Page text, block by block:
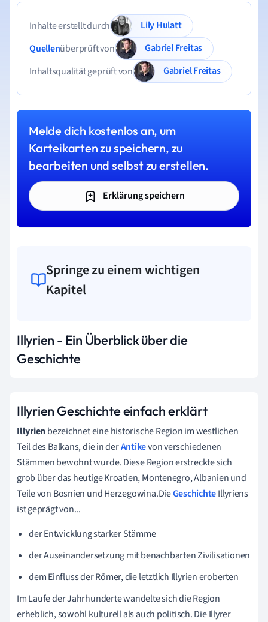
Inhalte erstellt durch
Lily Hulatt
Quellenüberprüft von
Gabriel Freitas
Inhaltsqualität geprüft von
Gabriel Freitas
Melde dich kostenlos an, um
Karteikarten zu speichern, zu
bearbeiten und selbst zu erstellen.
Erklärung speichern
Springe zu einem wichtigen
Kapitel
Illyrien - Ein Überblick über die
Geschichte
Illyrien Geschichte einfach erklärt
Illyrienbezeichnet eine historische Region im westlichen
Teil des Balkans, die in derAntikevon verschiedenen
Stämmen bewohnt wurde. Diese Region erstreckte sich
grob über das heutige Kroatien, Montenegro, Albanien und
Teile von Bosnien und Herzegowina.DieGeschichteIllyriens
ist geprägt von...
der Entwicklung starker Stämme
der Auseinandersetzung mit benachbarten Zivilisationen
dem Einfluss der Römer, die letztlich Illyrien eroberten
Im Laufe der Jahrhunderte wandelte sich die Region
erheblich, sowohl kulturell als auch politisch. Die Illyrer